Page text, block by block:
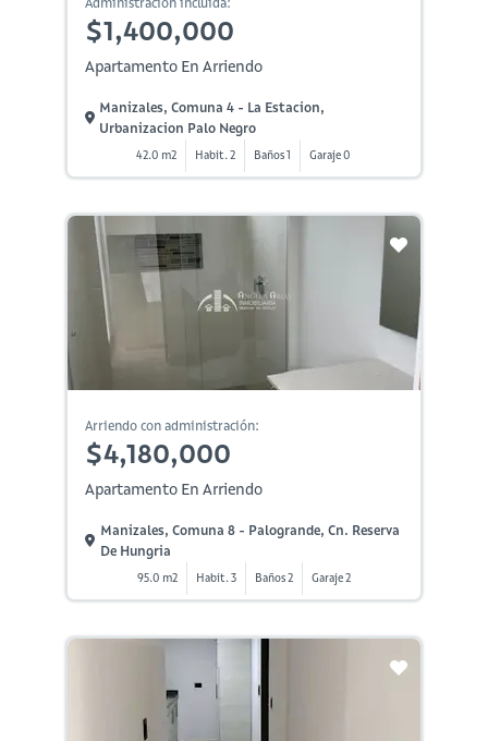
$1,400,000
Apartamento En Arriendo
Manizales, Comuna 4 - La Estacion,
Urbanizacion Palo Negro
42.0 m2 Habit. 2 Baños 1 Garaje 0
Arriendo con administración:
$4,180,000
Apartamento En Arriendo
Manizales, Comuna 8 - Palogrande, Cn. Reserva
De Hungria
95.0 m2 Habit. 3 Baños 2 Garaje 2